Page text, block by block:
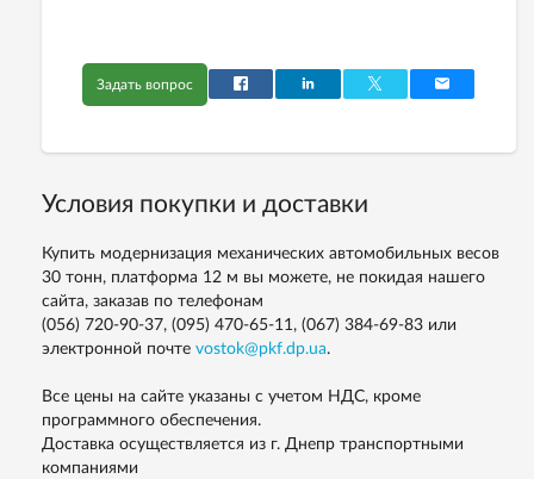
Задать вопрос
Условия покупки и доставки
Купить модернизация механических автомобильных весов
30 тонн, платформа 12 м вы можете, не покидая нашего
сайта, заказав по телефонам
(056) 720-90-37, (095) 470-65-11, (067) 384-69-83 или
электронной почте vostok@pkf.dp.ua.
Все цены на сайте указаны с учетом НДС, кроме
программного обеспечения.
Доставка осуществляется из г. Днепр транспортными
компаниями